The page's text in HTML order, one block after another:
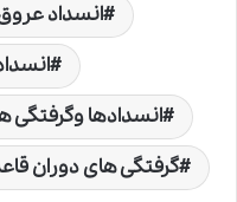
انسداد
انسدادها وگرفتگی
گرفتگی های دوران